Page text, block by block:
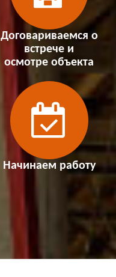
Договариваемся о
встрече и
осмотре объекта
Начинаем работу